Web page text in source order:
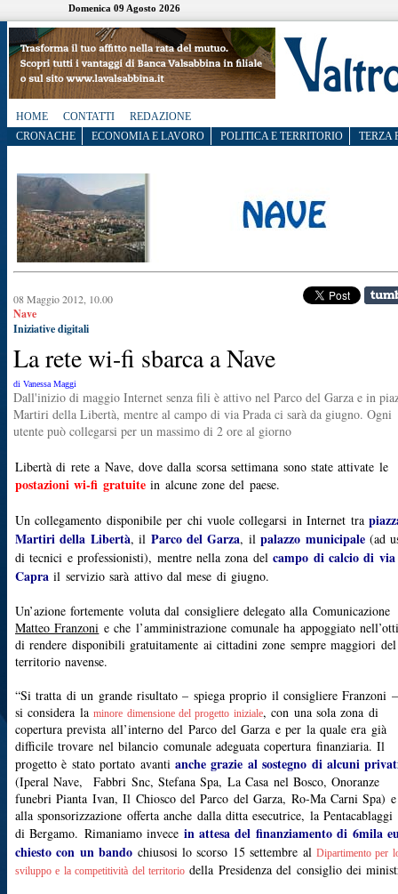
Domenica 09 Agosto 2026
HOME CONTATTI
REDAZIONE
CRONACHE
ECONOMIA E LAVORO POLITICA E TERRITORIO TERZA
08 Maggio 2012, 10.00
Nave
Iniziative digitali
La rete wi-fi sbarca a Nave
di Vanessa Maggi
Dall'inizio di maggio Internet senza fili è attivo nel Parco del Garza e in
Martiri della Libertà, mentre al campo di via Prada ci sarà da giugno. Ogni
utente può collegarsi per un massimo di 2 ore al giorno
Libertà di rete a Nave, dove dalla scorsa settimana sono state attivate le
postazioni wi-fi gratuitein alcune zone del paese.
Un collegamento disponibile per chi vuole collegarsi in Internet tra
Martiri della Libertà, il Parco del Garza, ilpalazzo municipale(ad
di tecnici e professionisti), mentre nella zona delcampo di calcio di via
Capra il servizio sarà attivo dal mese di giugno.
Un’azione fortemente voluta dal consigliere delegato alla Comunicazione
Matteo Franzoni e che l’amministrazione comunale ha appoggiato
di rendere disponibili gratuitamente ai cittadini zone sempre maggiori del
territorio navense.
“Si tratta di un grande risultato – spiega proprio il consigliere Franzoni
si considera laminore dimensione del progetto iniziale, con una sola zona di
copertura prevista all’interno del Parco del Garza e per la quale era già
difficile trovare nel bilancio comunale adeguata copertura finanziaria. Il
progetto è stato portato avanti anche grazie al sostegno di alcuni
(Iperal Nave, Fabbri Snc, Stefana Spa, La Casa nel Bosco, Onoranze
funebri Pianta Ivan, Il Chiosco del Parco del Garza, Ro-Ma Carni Spa) e
alla sponsorizzazione offerta anche dalla ditta esecutrice, la
di Bergamo. Rimaniamo invece in attesa del finanziamento di 6mila
chiesto con un bando chiusosi lo scorso 15 settembre alDipartimento per
sviluppo e la competitività del territorio della Presidenza del consiglio dei